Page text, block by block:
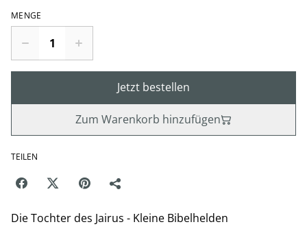
MENGE
Jetzt bestellen
Zum Warenkorb hinzufügen
TEILEN
Die Tochter des Jairus - Kleine Bibelhelden